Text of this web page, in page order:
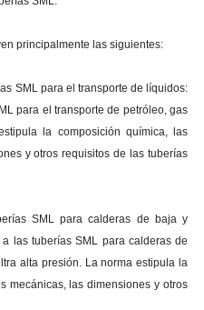
principalmente las siguientes:
SML para el transporte de líquidos:
para el transporte de petróleo, gas
la composición química, las
y otros requisitos de las tuberías
SML para calderas de baja y
las tuberías SML para calderas de
alta presión. La norma estipula la
mecánicas, las dimensiones y otros